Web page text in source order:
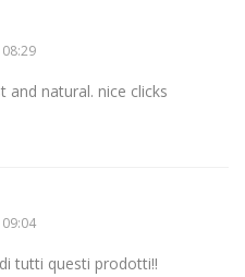
natural. nice clicks
tutti questi prodotti!!